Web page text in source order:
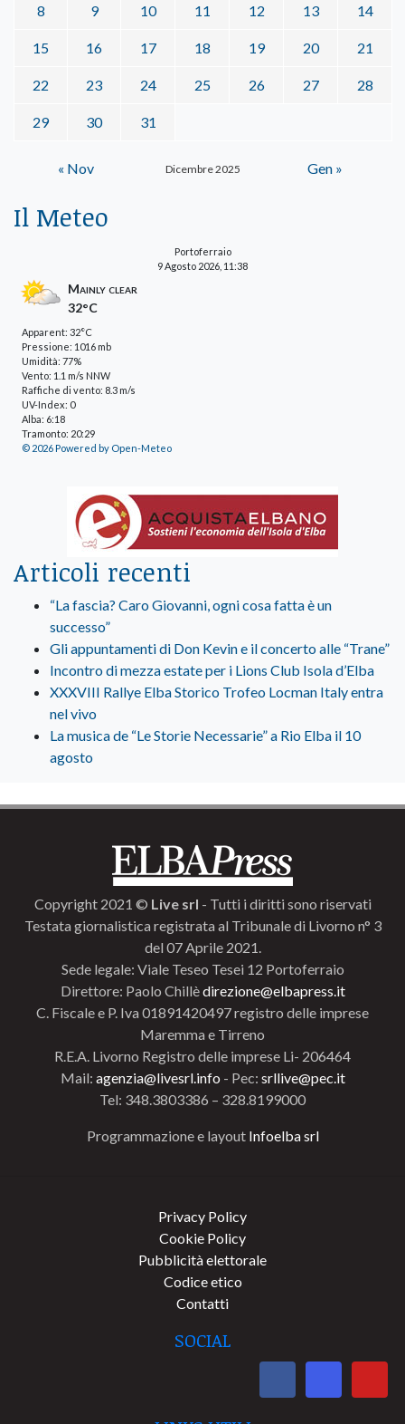
Dicembre 2025
8 9 10 11 12 13 14
15 16 17 18 19 20 21
22 23 24 25 26 27 28
29 30 31
« Nov Gen »
Il Meteo
Portoferraio
9 Agosto 2026, 11:38
Mainly clear
32°C
Apparent: 32°C
Pressione: 1016 mb
Umidità: 77%
Vento: 1.1 m/s NNW
Raffiche di vento: 8.3 m/s
UV-Index: 0
Alba: 6:18
Tramonto: 20:29
© 2026 Powered by Open-Meteo
Articoli recenti
“La fascia? Caro Giovanni, ogni cosa fatta è un
successo”
Gli appuntamenti di Don Kevin e il concerto alle “Trane”
Incontro di mezza estate per i Lions Club Isola d’Elba
XXXVIII Rallye Elba Storico Trofeo Locman Italy entra
nel vivo
La musica de “Le Storie Necessarie” a Rio Elba il 10
agosto
Copyright 2021 © Live srl - Tutti i diritti sono riservati
Testata giornalistica registrata al Tribunale di Livorno n° 3
del 07 Aprile 2021.
Sede legale: Viale Teseo Tesei 12 Portoferraio
Direttore: Paolo Chillèdirezione@elbapress.it
C. Fiscale e P. Iva 01891420497 registro delle imprese
Maremma e Tirreno
R.E.A. Livorno Registro delle imprese Li- 206464
Mail: agenzia@livesrl.info - Pec: srllive@pec.it
Tel: 348.3803386 – 328.8199000
Programmazione e layout Infoelba srl
Privacy Policy
Cookie Policy
Pubblicità elettorale
Codice etico
Contatti
SOCIAL